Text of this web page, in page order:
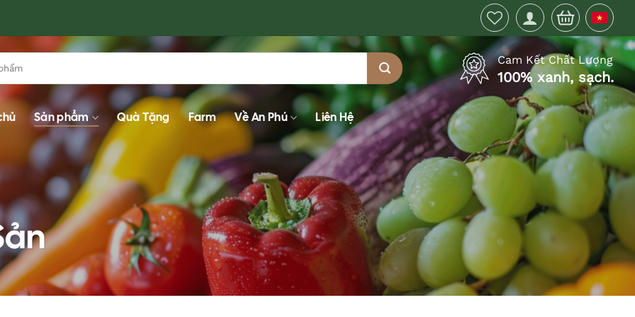
Cam Kết Chất Lượng
100% xanh, sạch.
Sản phẩm Quà Tặng Farm Về An Phú Liên Hệ